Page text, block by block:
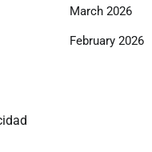
March 2026
February 2026